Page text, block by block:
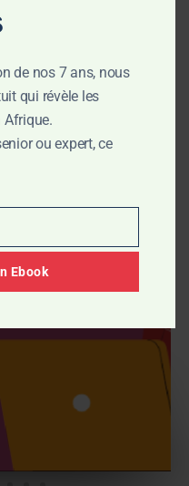
de nos 7 ans, nous
qui révèle les
Afrique.
ou expert, ce
Ebook